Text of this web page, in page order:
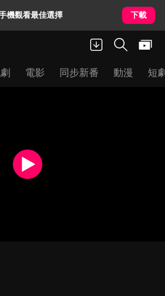
機觀看最佳選擇 下載
電影 同步新番 動漫 短